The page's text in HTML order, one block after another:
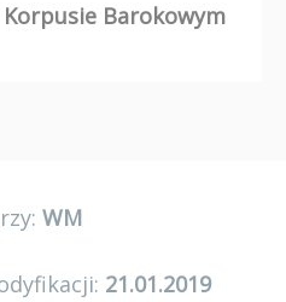
Barokowym
WM
21.01.2019